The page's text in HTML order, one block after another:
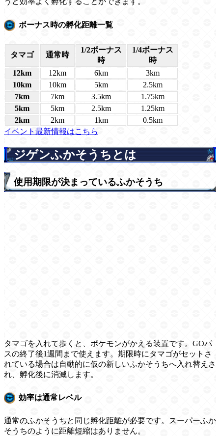
ボーナス時の孵化距離一覧
タマゴ 通常時
1/2ボーナス
時
1/4ボーナス
時
12km
12km 6km
3km
10km
10km 5km
2.5km
7km
7km 3.5km
1.75km
5km
5km 2.5km
1.25km
2km
2km 1km
0.5km
イベント最新情報はこちら
ジゲンふかそうちとは
使用期限が決まっているふかそうち
タマゴを入れて歩くと、ポケモンがかえる装置です。GOパ
スの終了後1週間まで使えます。期限時にタマゴがセットさ
れている場合は自動的に仮の新しいふかそうちへ入れ替えさ
れ、孵化後に消滅します。
効率は通常レベル
通常のふかそうちと同じ孵化距離が必要です。スーパーふか
そうちのように距離短縮はありません。